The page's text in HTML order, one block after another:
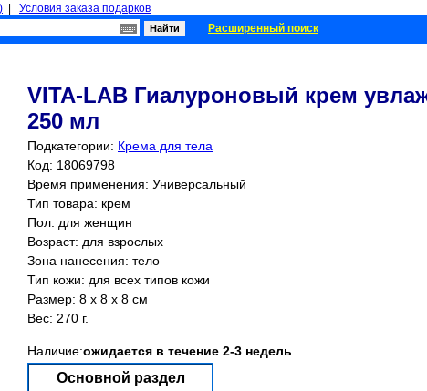
Условия заказа подарков
Расширенный поиск
VITA-LAB Гиалуроновый крем
250 мл
Подкатегории: Крема для тела
Код: 18069798
Время применения: Универсальный
Тип товара: крем
Пол: для женщин
Возраст: для взрослых
Зона нанесения: тело
Тип кожи: для всех типов кожи
Размер: 8 x 8 x 8 см
Вес: 270 г.
Наличие:ожидается в течение 2-3 недель
Основной раздел